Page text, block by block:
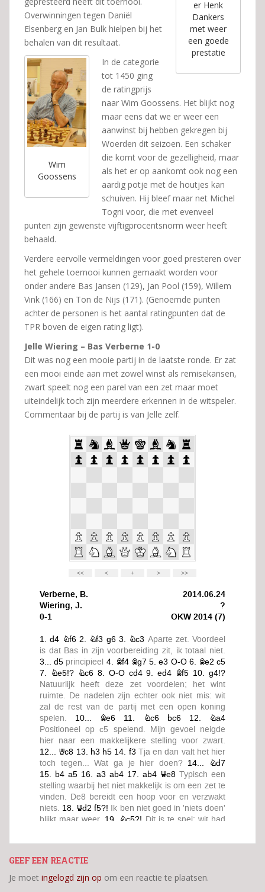
er Henk
Dankers
met weer
een goede
prestatie
Overwinningen tegen Daniël
Elsenberg en Jan Bulk hielpen bij het
behalen van dit resultaat.
Wim
Goossens
In de categorie
tot 1450 ging
de ratingprijs
naar Wim Goossens. Het blijkt nog
maar eens dat we er weer een
aanwinst bij hebben gekregen bij
Woerden dit seizoen. Een schaker
die komt voor de gezelligheid, maar
als het er op aankomt ook nog een
aardig potje met de houtjes kan
schuiven. Hij bleef maar net Michel
Togni voor, die met evenveel
punten zijn gewenste vijftigprocentsnorm weer heeft
behaald.
Verdere eervolle vermeldingen voor goed presteren over
het gehele toernooi kunnen gemaakt worden voor
onder andere Bas Jansen (129), Jan Pool (159), Willem
Vink (166) en Ton de Nijs (171). (Genoemde punten
achter de personen is het aantal ratingpunten dat de
TPR boven de eigen rating ligt).
Jelle Wiering – Bas Verberne 1-0
Dit was nog een mooie partij in de laatste ronde. Er zat
een mooi einde aan met zowel winst als remisekansen,
zwart speelt nog een parel van een zet maar moet
uiteindelijk toch zijn meerdere erkennen in de witspeler.
Commentaar bij de partij is van Jelle zelf.
GEEF EEN REACTIE
Je moet ingelogd zijn op om een reactie te plaatsen.